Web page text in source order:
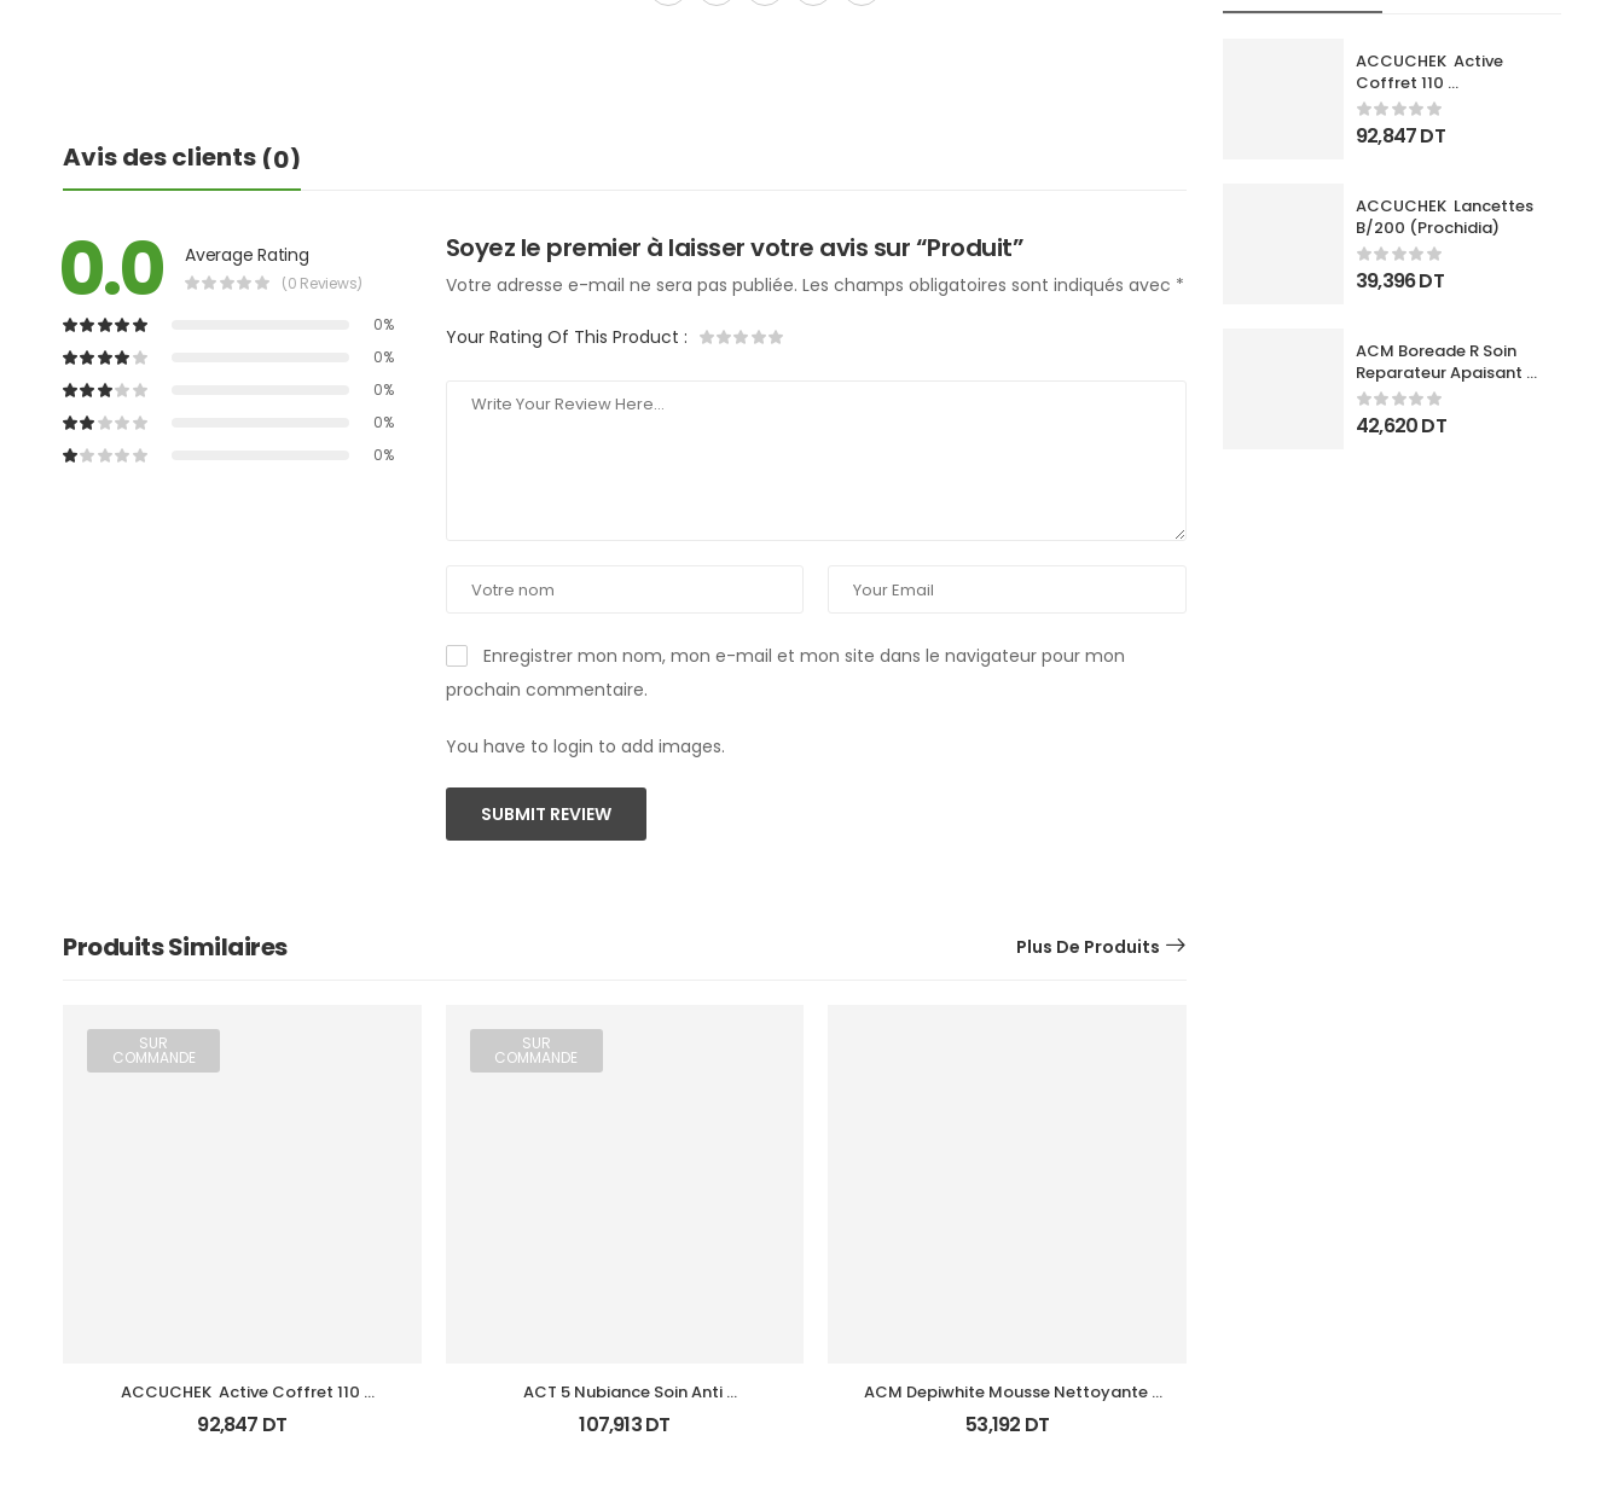
ACCUCHEK  Active
Coffret 110
Bandlettes+Appareil
92,847DT
ACCUCHEK  Lancettes
B/200 (Prochidia)
39,396DT
ACM Boreade R Soin
Reparateur Apaisant
40Ml
42,620DT
Avis des clients (0)
0.0 Average Rating
(0 Reviews)
0%
0%
0%
0%
0%
Soyez le premier à laisser votre avis sur “Produit”
Votre adresse e-mail ne sera pas publiée. Les champs obligatoires sont indiqués avec *
Your Rating Of This Product :
Enregistrer mon nom, mon e-mail et mon site dans le navigateur pour mon
prochain commentaire.
You have to login to add images.
SUBMIT REVIEW
Produits Similaires Plus De Produits
SUR
COMMANDE
ACCUCHEK  Active Coffret 110
Bandlettes+Appareil
92,847 DT
SUR
COMMANDE
ACT 5 Nubiance Soin Anti
Imperfections 30Ml
107,913DT
ACM Depiwhite Mousse Nettoyante
Eclairciss 200Ml
53,192 DT